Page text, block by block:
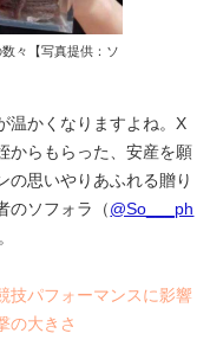
々【写真提供：ソ
温かくなりますよね。X
からもらった、安産を願
の思いやりあふれる贈り
のソフォラ（@So___ph
パフォーマンスに影響
の大きさ